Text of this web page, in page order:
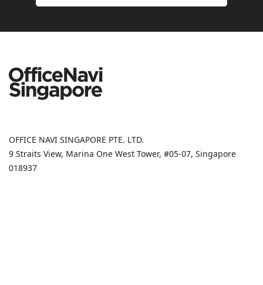
OFFICE NAVI SINGAPORE PTE. LTD.
9 Straits View, Marina One West Tower, #05-07, Singapore
018937